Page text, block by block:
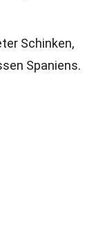
Schinken,
Spaniens.